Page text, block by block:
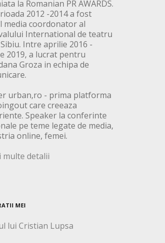
la Romanian PR AWARDS.
2012 -2014 a fost
media coordonator al
International de teatru
Intre aprilie 2016 -
2019, a lucrat pentru
Groza in echipa de
urban,ro - prima platforma
care creeaza
Speaker la conferinte
pe teme legate de media,
online, femei.
multe detalii
MEI
lui Cristian Lupsa